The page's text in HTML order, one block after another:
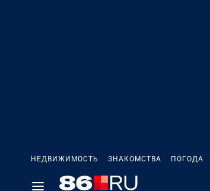
НЕДВИЖИМОСТЬ ЗНАКОМСТВА ПОГОДА